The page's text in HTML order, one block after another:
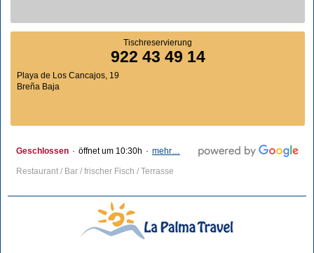
Tischreservierung
922 43 49 14
Playa de Los Cancajos, 19
Breña Baja
Geschlossen · öffnet um 10:30h · mehr…
Restaurant / Bar / frischer Fisch / Terrasse